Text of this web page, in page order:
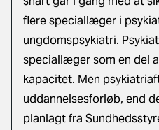
flere speciallæger i
ungdomspsykiatri.
speciallæger som en del
kapacitet. Men
uddannelsesforløb, end
planlagt fra